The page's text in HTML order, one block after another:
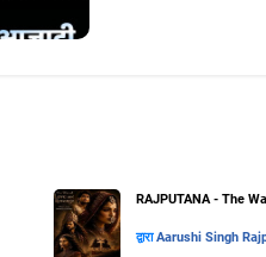
RAJPUTANA - The
द्वाराAarushi Singh